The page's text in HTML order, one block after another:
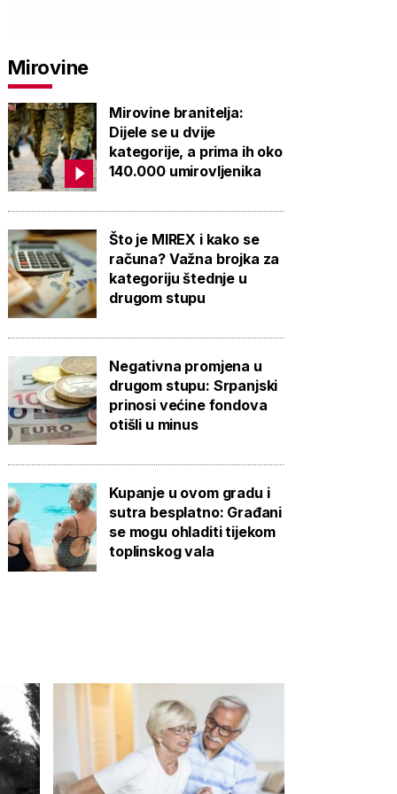
Mirovine
Mirovine branitelja:
Dijele se u dvije
kategorije, a prima ih oko
140.000 umirovljenika
Što je MIREX i kako se
računa? Važna brojka za
kategoriju štednje u
drugom stupu
Negativna promjena u
drugom stupu: Srpanjski
prinosi većine fondova
otišli u minus
Kupanje u ovom gradu i
sutra besplatno: Građani
se mogu ohladiti tijekom
toplinskog vala